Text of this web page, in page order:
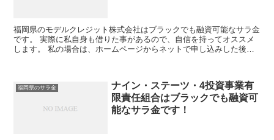
福岡県のモデルクレジット株式会社はブラックでも融資可能なサラ金
です。 実際に私自身も借りた事があるので、自信を持ってオススメ
します。 私の場合は、ホームページからネットで申し込みした後に
福岡県のサラ金
ナイン・ステーツ・4投資事業有
限責任組合はブラックでも融資可
能なサラ金です！